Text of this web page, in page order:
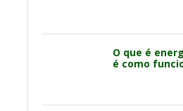
O que é
é como